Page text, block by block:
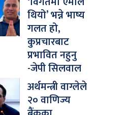
थियो’ भन्ने भाष्य
गलत हो,
कुप्रचारबाट
प्रभावित नहुनु
-जेपी सिलवाल
अर्थमन्त्री वाग्लेले
२० वाणिज्य